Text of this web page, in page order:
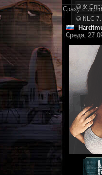
⚒
NLC
Сразу 8 игр
Среда,